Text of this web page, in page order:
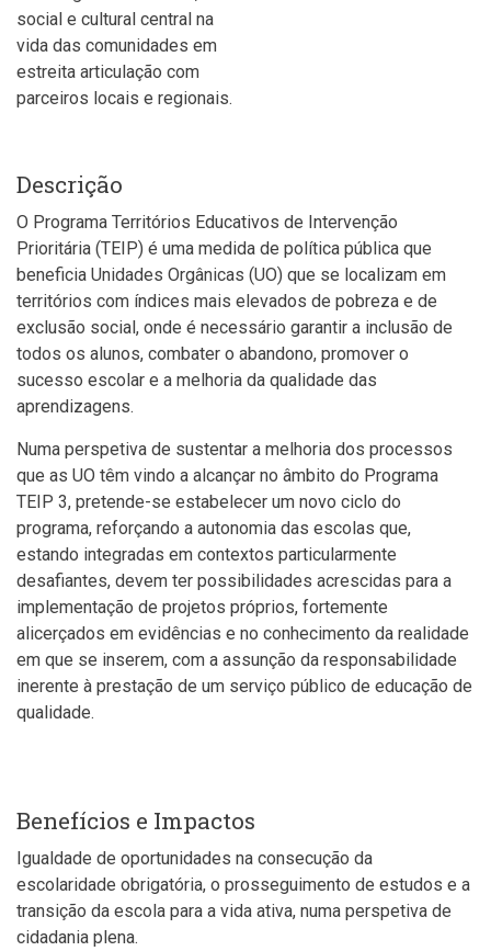
social e cultural central na
vida das comunidades em
estreita articulação com
parceiros locais e regionais.
Descrição
O Programa Territórios Educativos de Intervenção
Prioritária (TEIP) é uma medida de política pública que
beneficia Unidades Orgânicas (UO) que se localizam em
territórios com índices mais elevados de pobreza e de
exclusão social, onde é necessário garantir a inclusão de
todos os alunos, combater o abandono, promover o
sucesso escolar e a melhoria da qualidade das
aprendizagens.
Numa perspetiva de sustentar a melhoria dos processos
que as UO têm vindo a alcançar no âmbito do Programa
TEIP 3, pretende-se estabelecer um novo ciclo do
programa, reforçando a autonomia das escolas que,
estando integradas em contextos particularmente
desafiantes, devem ter possibilidades acrescidas para a
implementação de projetos próprios, fortemente
alicerçados em evidências e no conhecimento da realidade
em que se inserem, com a assunção da responsabilidade
inerente à prestação de um serviço público de educação de
qualidade.
Benefícios e Impactos
Igualdade de oportunidades na consecução da
escolaridade obrigatória, o prosseguimento de estudos e a
transição da escola para a vida ativa, numa perspetiva de
cidadania plena.